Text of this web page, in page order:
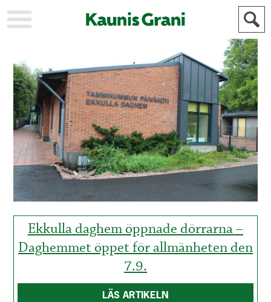
AJANKOHTAISTA
AKTUELLT
URHEILU
IDROTT
KULTTUURI
KULTUR
HISTORIA
HISTORIA
YLEINEN
ALLMÄN
MAINOSTAJILLE
FÖR
ANNONSÖRER
Ekkulla daghem öppnade dörrarna –
Daghemmet öppet för allmänheten den
7.9.
LÄS ARTIKELN